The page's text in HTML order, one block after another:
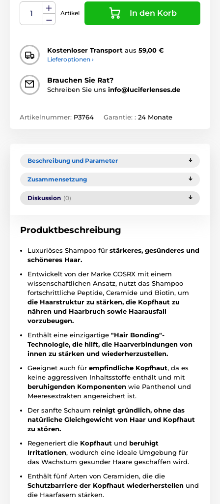
Artikel In den Korb
Kostenloser Transport aus 59,00 €
Lieferoptionen ›
Brauchen Sie Rat?
Schreiben Sie uns info@luciferlenses.de
Artikelnummer: P3764 Garantie: : 24 Monate
Beschreibung und Parameter
Zusammensetzung
Diskussion (0)
Produktbeschreibung
Luxuriöses Shampoo für stärkeres, gesünderes und
schöneres Haar.
Entwickelt von der Marke COSRX mit einem
wissenschaftlichen Ansatz, nutzt das Shampoo
fortschrittliche Peptide, Ceramide und Biotin, um
die Haarstruktur zu stärken, die Kopfhaut zu
nähren und Haarbruch sowie Haarausfall
vorzubeugen.
Enthält eine einzigartige "Hair Bonding"-
Technologie, die hilft, die Haarverbindungen von
innen zu stärken und wiederherzustellen.
Geeignet auch für empfindliche Kopfhaut, da es
keine aggressiven Inhaltsstoffe enthält und mit
beruhigenden Komponenten wie Panthenol und
Meeresextrakten angereichert ist.
Der sanfte Schaum reinigt gründlich, ohne das
natürliche Gleichgewicht von Haar und Kopfhaut
zu stören.
Regeneriert die Kopfhaut und beruhigt
Irritationen, wodurch eine ideale Umgebung für
das Wachstum gesunder Haare geschaffen wird.
Enthält fünf Arten von Ceramiden, die die
Schutzbarriere der Kopfhaut wiederherstellen und
die Haarfasern stärken.